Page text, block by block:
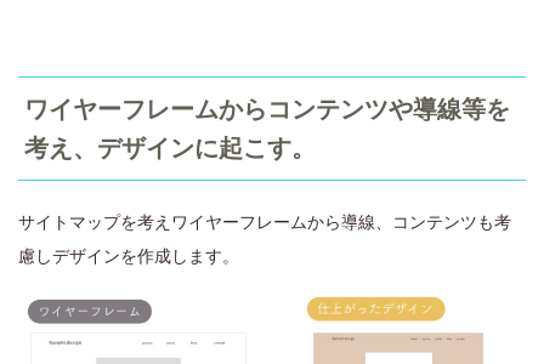
ワイヤーフレームからコンテンツや導線等を
考え、デザインに起こす。
サイトマップを考えワイヤーフレームから導線、コンテンツも考
慮しデザインを作成します。